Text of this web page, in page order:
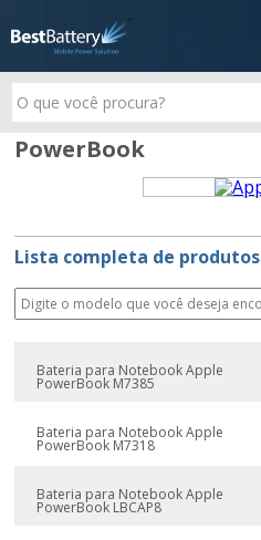
PowerBook
Lista completa de produtos
Bateria para Notebook Apple
PowerBook M7385
Bateria para Notebook Apple
PowerBook M7318
Bateria para Notebook Apple
PowerBook LBCAP8